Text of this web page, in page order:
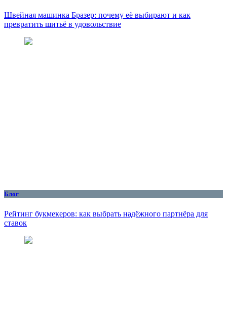
Швейная машинка Бразер: почему её выбирают и как
превратить шитьё в удовольствие
Блог
Рейтинг букмекеров: как выбрать надёжного партнёра для
ставок